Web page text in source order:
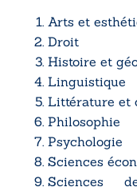
Arts et
Droit
Histoire et
Linguistique
Littérature et
Philosophie
Psychologie
Sciences
Sciences